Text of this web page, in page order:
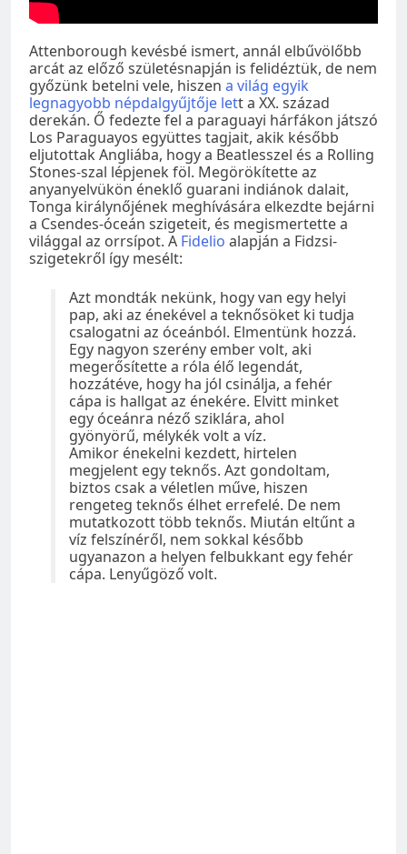
Attenborough kevésbé ismert, annál elbűvölőbb
arcát az előző születésnapján is felidéztük, de nem
győzünk betelni vele, hiszen a világ egyik
legnagyobb népdalgyűjtője lett a XX. század
derekán. Ő fedezte fel a paraguayi hárfákon játszó
Los Paraguayos együttes tagjait, akik később
eljutottak Angliába, hogy a Beatlesszel és a Rolling
Stones-szal lépjenek föl. Megörökítette az
anyanyelvükön éneklő guarani indiánok dalait,
Tonga királynőjének meghívására elkezdte bejárni
a Csendes-óceán szigeteit, és megismertette a
világgal az orrsípot. A Fidelio alapján a Fidzsi-
szigetekről így mesélt:
Azt mondták nekünk, hogy van egy helyi
pap, aki az énekével a teknősöket ki tudja
csalogatni az óceánból. Elmentünk hozzá.
Egy nagyon szerény ember volt, aki
megerősítette a róla élő legendát,
hozzátéve, hogy ha jól csinálja, a fehér
cápa is hallgat az énekére. Elvitt minket
egy óceánra néző sziklára, ahol
gyönyörű, mélykék volt a víz.
Amikor énekelni kezdett, hirtelen
megjelent egy teknős. Azt gondoltam,
biztos csak a véletlen műve, hiszen
rengeteg teknős élhet errefelé. De nem
mutatkozott több teknős. Miután eltűnt a
víz felszínéről, nem sokkal később
ugyanazon a helyen felbukkant egy fehér
cápa. Lenyűgöző volt.